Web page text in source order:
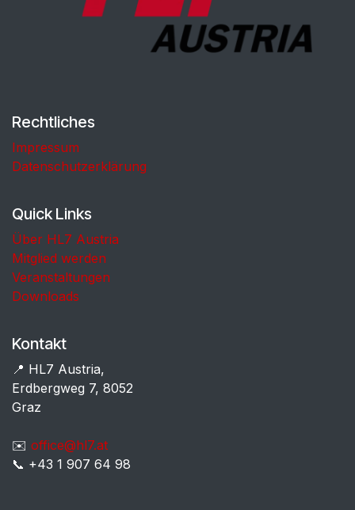
Rechtliches
Impressum
Datenschutzerklärung
Quick Links
Über HL7 Austria
Mitglied werden
Veranstaltungen
Downloads
Kontakt
📍 HL7 Austria,
Erdbergweg 7, 8052
Graz
✉️ office@hl7.at
📞 +43 1 907 64 98